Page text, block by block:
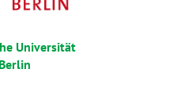
Universität
Berlin